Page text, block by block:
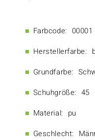
Farbcode: 00001
Herstellerfarbe:
Grundfarbe:
Schuhgröße: 45
Material: pu
Geschlecht: